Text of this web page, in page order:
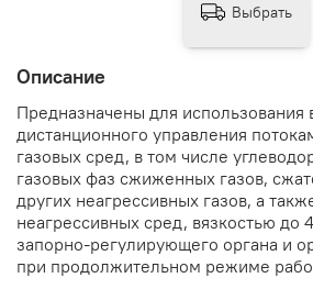
Описание
Предназначены для использования
дистанционного управления
газовых сред, в том числе
газовых фаз сжиженных газов,
других неагрессивных газов, а
неагрессивных сред, вязкостью до
запорно-регулирующего органа и
при продолжительном режиме
Выбрать